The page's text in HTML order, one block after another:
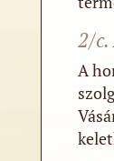
2/c.
A